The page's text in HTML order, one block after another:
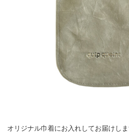
オリジナル巾着にお入れしてお届けしま